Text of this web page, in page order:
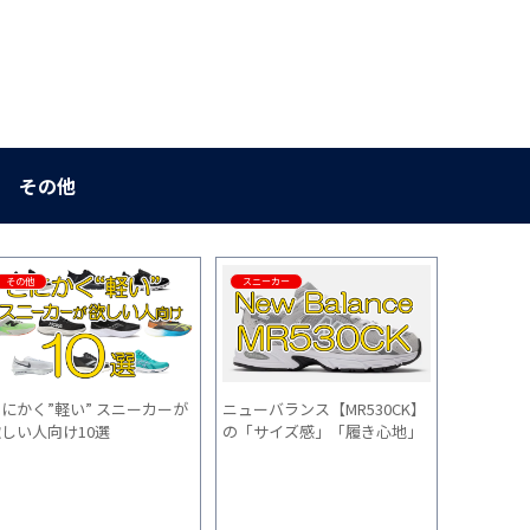
その他
その他
にかく”軽い” スニーカーが
い人向け10選
スニーカー
ニューバランス【MR530CK】
の「サイズ感」「履き心地」